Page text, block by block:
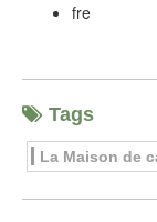
fre
Tags